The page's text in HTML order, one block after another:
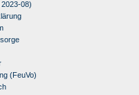
08)
(FeuVo)